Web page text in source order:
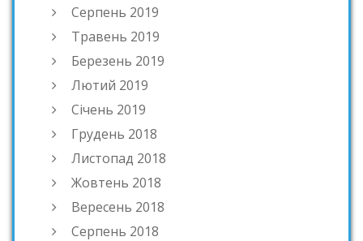
Серпень 2019
Травень 2019
Березень 2019
Лютий 2019
Січень 2019
Грудень 2018
Листопад 2018
Жовтень 2018
Вересень 2018
Серпень 2018